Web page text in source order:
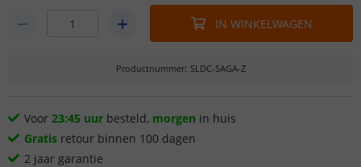
IN WINKELWAGEN
Productnummer: SLDC-SAGA-Z
Voor 23:45 uur besteld, morgen in huis
Gratis retour binnen 100 dagen
2 jaar garantie